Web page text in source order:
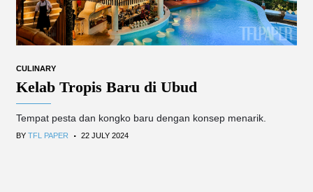
CULINARY
Kelab Tropis Baru di Ubud
Tempat pesta dan kongko baru dengan konsep menarik.
BY TFL PAPER . 22 JULY 2024